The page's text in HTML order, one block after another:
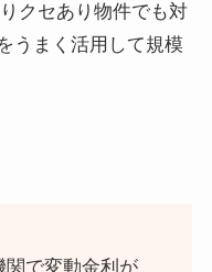
クセあり物件でも対
うまく活用して規模
関で変動金利が